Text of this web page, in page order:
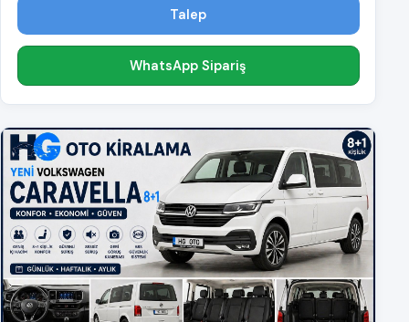
Talep
WhatsApp Sipariş